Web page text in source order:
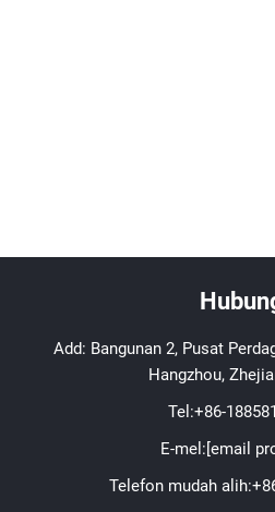
Add: Bangunan 2, Pusat
Hangzhou,
Tel:+86-
E-mel:[email
Telefon mudah alih: